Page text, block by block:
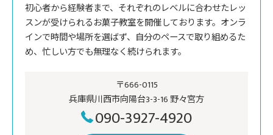
初心者から経験者まで、それぞれのレベルに合わせたレッ
スンが受けられるお菓子教室を開催しております。オンラ
インで時間や場所を選ばず、自分のペースで取り組めるた
め、忙しい方でも無理なく続けられます。
〒666-0115
兵庫県川西市向陽台3-3-16 野々宮方
090-3927-4920